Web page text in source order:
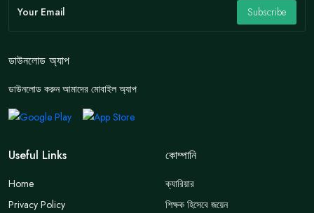
Subscribe
Useful Links
Home
Privacy Policy
কোম্পানি
ক্যারিয়ার
শিক্ষক হিসেবে জয়েন
ডাউনলোড অ্যাপ
ডাউনলোড করুন আমাদের মোবাইল অ্যাপ